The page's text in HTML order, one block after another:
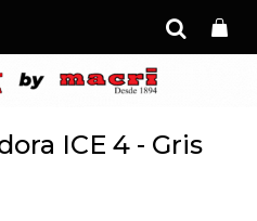
ICE 4 - Gris